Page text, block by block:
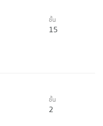
ชั้น
15
ชั้น
2